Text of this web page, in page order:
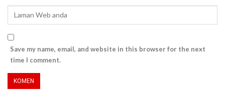
Save my name, email, and website in this browser for the next
time I comment.